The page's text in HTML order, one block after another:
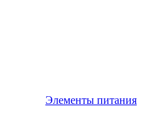
Элементы питания